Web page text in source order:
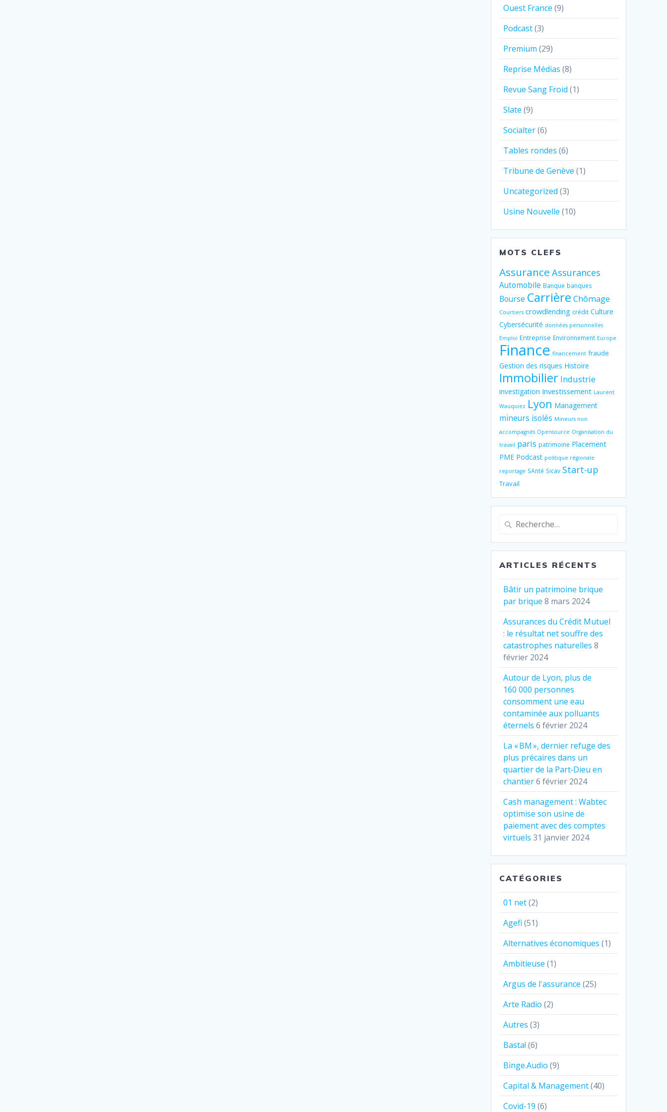
Ouest France (9)
Podcast(3)
Premium (29)
Reprise Médias (8)
Revue Sang Froid (1)
Slate (9)
Socialter(6)
Tables rondes (6)
Tribune de Genève (1)
Uncategorized (3)
Usine Nouvelle (10)
MOTS CLEFS
Assurance Assurances
Automobile Banque banques
Bourse Carrière Chômage
Courtiers crowdlending crédit Culture
Cybersécurité données personnelles
Emploi Entreprise Environnement Europe
Finance financement fraude
Gestion des risques Histoire
Immobilier Industrie
investigation Investissement Laurent
Wauquiez Lyon Management
mineurs isolés Mineurs non
accompagnés Opensource Organisation du
travail paris patrimoine Placement
PME Podcast politique régionale
reportage SAnté Sicav Start-up
Travail
Recherche
:
ARTICLES RÉCENTS
Bâtir un patrimoine brique
par brique 8 mars 2024
Assurances du Crédit Mutuel
: le résultat net souffre des
catastrophes naturelles 8
février 2024
Autour de Lyon, plus de
160 000 personnes
consomment une eau
contaminée aux polluants
éternels 6 février 2024
La « BM », dernier refuge des
plus précaires dans un
quartier de la Part‐Dieu en
chantier6 février 2024
Cash management : Wabtec
optimise son usine de
paiement avec des comptes
virtuels 31 janvier 2024
CATÉGORIES
01 net(2)
Agefi (51)
Alternatives économiques (1)
Ambitieuse (1)
Argus de l'assurance (25)
Arte Radio (2)
Autres (3)
Basta! (6)
Binge.Audio (9)
Capital & Management(40)
Covid-19 (6)